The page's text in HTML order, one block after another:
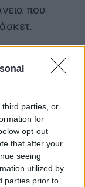
third parties, or
for
opt-out
that after your
seeing
utilized by
parties prior to
που
Βασίλη.
φορά στη
αλλά έναν
τελικό
Ντάμπι.
της